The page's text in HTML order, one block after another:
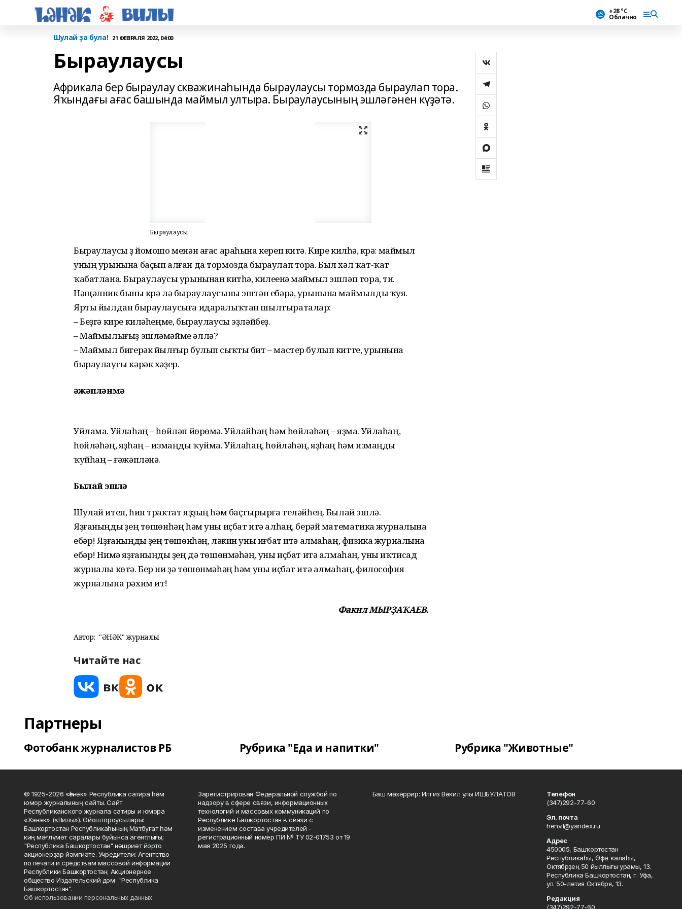
+28 °С
Облачно
Шулай ҙа була! 21 ФЕВРАЛЯ 2022, 04:00
Быраулаусы
Африкала бер быраулау скважинаһында быраулаусы тормозда быраулап тора.
Яҡындағы ағас башында маймыл ултыра. Быраулаусының эшләгәнен күҙәтә.
Быраулаусы
Быраулаусы үҙ йомошо менән ағас араһына кереп китә. Кире килһә, күрә: маймыл
уның урынына баҫып алған да тормозда быраулап тора. Был хәл ҡат-ҡат
ҡабатлана. Быраулаусы урынынан китһә, килеүенә маймыл эшләп тора, ти.
Нәщәлник быны күрә лә быраулаусыны эштән ебәрә, урынына маймылды ҡуя.
Ярты йылдан быраулаусыға идаралыҡтан шылтыраталар:
– Беҙгә кире киләһеңме, быраулаусы эҙләйбеҙ.
– Маймылығыҙ эшләмәйме әллә?
– Маймыл бигерәк йылғыр булып сыҡты бит – мастер булып китте, урынына
быраулаусы кәрәк хәҙер.
Ғәжәпләнмә
Уйлама. Уйлаһаң – һөйләп йөрөмә. Уйлайһаң һәм һөйләһәң – яҙма. Уйлаһаң,
һөйләһәң, яҙһаң – измаңды ҡуйма. Уйлаһаң, һөйләһәң, яҙһаң һәм измаңды
ҡуйһаң – ғәжәпләнә.
Былай эшлә
Шулай итеп, һин трактат яҙҙың һәм баҫтырырға теләйһең. Былай эшлә.
Яҙғаныңды үҙең төшөнһәң һәм уны иҫбат итә алһаң, берәй математика журналына
ебәр! Яҙғаныңды үҙең төшөнһәң, ләкин уны иғбат итә алмаһаң, физика журналына
ебәр! Нимә яҙғаныңды үҙең дә төшөнмәһәң, уны иҫбат итә алмаһаң, уны иҡтисад
журналы көтә. Бер ни ҙә төшөнмәһәң һәм уны иҫбат итә алмаһаң, философия
журналына рәхим ит!
Факил МЫРҘАҠАЕВ.
Автор: "ҺӘНӘК" журналы
Читайте нас
Партнеры
Фотобанк журналистов РБ Рубрика "Еда и напитки" Рубрика "Животные"
© 1925-2026 «Һәнәк» Республика сатира һәм
юмор журналының сайты. Сайт
Республиканского журнала сатиры и юмора
«Хэнэк» («Вилы»). Ойоштороусылары:
Башҡортостан Республикаһының Матбуғат һәм
киң мәғлүмәт саралары буйынса агентлығы;
"Республика Башкортостан" нәшриәт йорто
акционерҙар йәмғиәте. Учредители: Агентство
по печати и средствам массовой информации
Республики Башкортостан; Акционерное
общество Издательский дом "Республика
Башкортостан".
Об использовании персональных данных
Зарегистрирован Федеральной службой по
надзору в сфере связи, информационных
технологий и массовых коммуникаций по
Республике Башкортостан в связи с
изменением состава учредителей -
регистрационный номер ПИ № ТУ 02-01753 от 19
мая 2025 года.
Баш мөхәррир: Илгиз Вәкил улы ИШБУЛАТОВ
Телефон
(347)292-77-60
Эл. почта
henvil@yandex.ru
Адрес
450005, Башҡортостан
Республикаһы, Өфө ҡалаһы,
Октябрҙең 50 йыллығы урамы, 13.
Республика Башкортостан, г. Уфа,
ул. 50-летия Октября, 13.
Редакция
(347)292-77-60